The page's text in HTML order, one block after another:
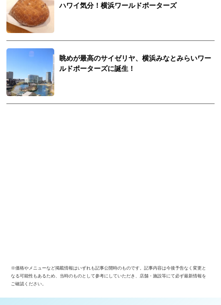
ハワイ気分！横浜ワールドポーターズ
眺めが最高のサイゼリヤ、横浜みなとみらいワー
ルドポーターズに誕生！
※価格やメニューなど掲載情報はいずれも記事公開時のものです。記事内容は今後予告なく変更と
なる可能性もあるため、当時のものとして参考にしていただき、店舗・施設等にて必ず最新情報を
ご確認ください。